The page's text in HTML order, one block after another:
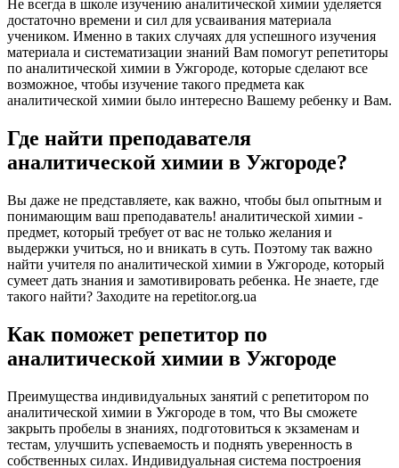
Не всегда в школе изучению аналитической химии уделяется
достаточно времени и сил для усваивания материала
учеником. Именно в таких случаях для успешного изучения
материала и систематизации знаний Вам помогут репетиторы
по аналитической химии в Ужгороде, которые сделают все
возможное, чтобы изучение такого предмета как
аналитической химии было интересно Вашему ребенку и Вам.
Где найти преподавателя
аналитической химии в Ужгороде?
Вы даже не представляете, как важно, чтобы был опытным и
понимающим ваш преподаватель! аналитической химии -
предмет, который требует от вас не только желания и
выдержки учиться, но и вникать в суть. Поэтому так важно
найти учителя по аналитической химии в Ужгороде, который
сумеет дать знания и замотивировать ребенка. Не знаете, где
такого найти? Заходите на repetitor.org.ua
Как поможет репетитор по
аналитической химии в Ужгороде
Преимущества индивидуальных занятий с репетитором по
аналитической химии в Ужгороде в том, что Вы сможете
закрыть пробелы в знаниях, подготовиться к экзаменам и
тестам, улучшить успеваемость и поднять уверенность в
собственных силах. Индивидуальная система построения